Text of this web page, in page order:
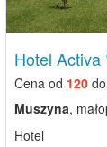
Hotel Activa
Cena od 120do
Muszyna,
Hotel